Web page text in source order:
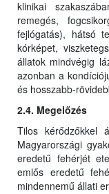
klinikai
remegés,
fejlógatás), hátsó
kórképet,
állatok mindvégig
azonban a
és hosszabb-
2.4. Megelőzés
Tilos kérődzőkkel
Magyarországi
eredetű fehérjét
emlős eredetű
mindennemű állati